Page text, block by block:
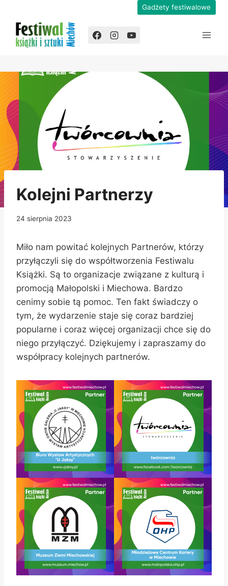
treści
Gadżety festiwalowe
Kolejni Partnerzy
24 sierpnia 2023
Miło nam powitać kolejnych Partnerów, którzy
przyłączyli się do współtworzenia Festiwalu
Książki. Są to organizacje związane z kulturą i
promocją Małopolski i Miechowa. Bardzo
cenimy sobie tą pomoc. Ten fakt świadczy o
tym, że wydarzenie staje się coraz bardziej
popularne i coraz więcej organizacji chce się do
niego przyłączyć. Dziękujemy i zapraszamy do
współpracy kolejnych partnerów.